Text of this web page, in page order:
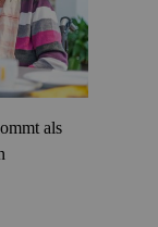
als